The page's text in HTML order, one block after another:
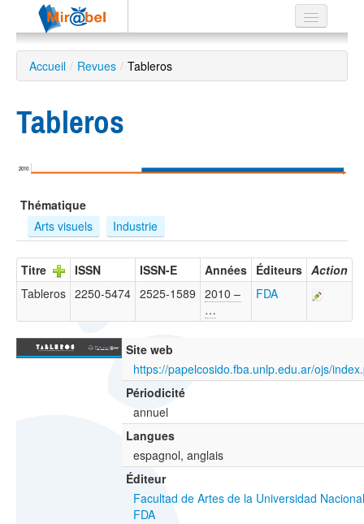
Le réseau
Soutien
Listes
Recherche
avancée
EN
ES
?
Accueil / Revues / Tableros
Tableros
2010
Thématique
Arts visuels
Industrie
Titre ISSN ISSN-E Années Éditeurs Action
Tableros 2250-5474 2525-1589 2010 –
…
FDA
Site web
https://papelcosido.fba.unlp.edu.ar/ojs/
Périodicité
annuel
Langues
espagnol, anglais
Éditeur
Facultad de Artes de la Universidad
FDA